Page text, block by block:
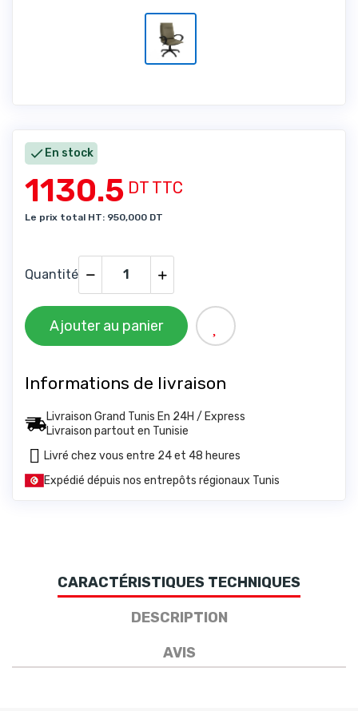
 En stock
1130.5DT TTC
Le prix total HT: 950,000 DT
Quantité
Ajouter au panier
Informations de livraison
Livraison Grand Tunis En 24H / Express
Livraison partout en Tunisie
Expédié dépuis nos entrepôts régionaux Tunis
Livré chez vous entre 24 et 48 heures
CARACTÉRISTIQUES TECHNIQUES
DESCRIPTION
AVIS